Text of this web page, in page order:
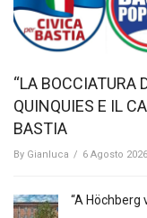
“LA BOCCIATURA
QUINQUIES E IL
BASTIA
By Gianluca / 6 Agosto 2026
“A Höchberg